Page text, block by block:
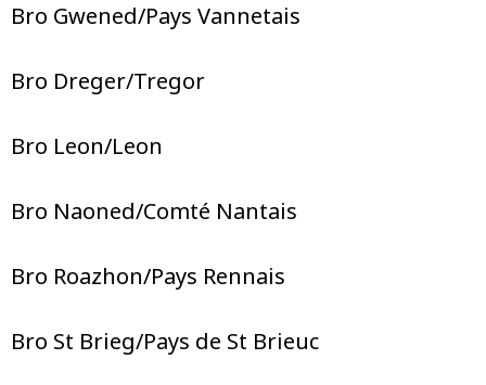
Bro Gwened/Pays Vannetais
Bro Dreger/Tregor
Bro Leon/Leon
Bro Naoned/Comté Nantais
Bro Roazhon/Pays Rennais
Bro St Brieg/Pays de St Brieuc